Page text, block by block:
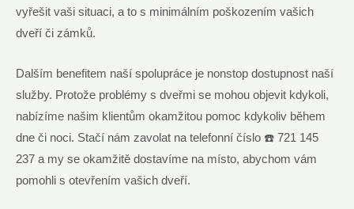
vyřešit vaši situaci, a to s minimálním poškozením vašich
dveří či zámků.
Dalším benefitem naší spolupráce je nonstop dostupnost naší
služby. Protože problémy s dveřmi se mohou objevit kdykoli,
nabízíme našim klientům okamžitou pomoc kdykoliv během
dne či noci. Stačí nám zavolat na telefonní číslo ☎️ 721 145
237 a my se okamžitě dostavíme na místo, abychom vám
pomohli s otevřením vašich dveří.